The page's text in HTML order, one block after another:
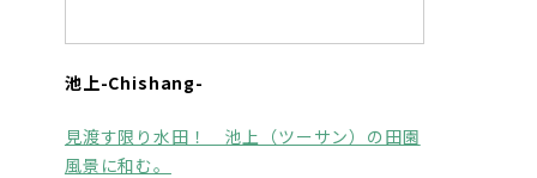
池上-Chishang-
見渡す限り水田！ 池上（ツーサン）の田園
風景に和む。